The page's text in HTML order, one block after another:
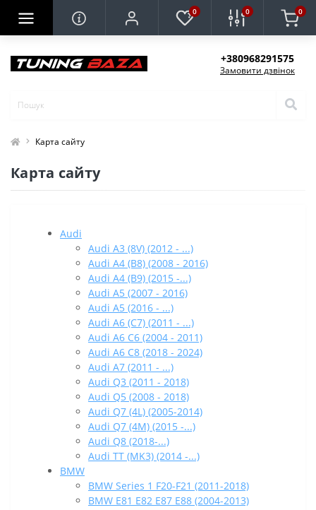
0 0 0
+380968291575
Замовити дзвінок
Карта сайту
Карта сайту
Audi
Audi A3 (8V) (2012 - ...)
Audi A4 (B8) (2008 - 2016)
Audi A4 (B9) (2015 -...)
Audi A5 (2007 - 2016)
Audi A5 (2016 - ...)
Audi A6 (C7) (2011 - ...)
Audi A6 C6 (2004 - 2011)
Audi A6 C8 (2018 - 2024)
Audi A7 (2011 - ...)
Audi Q3 (2011 - 2018)
Audi Q5 (2008 - 2018)
Audi Q7 (4L) (2005-2014)
Audi Q7 (4M) (2015 -...)
Audi Q8 (2018-...)
Audi TT (MK3) (2014 -...)
BMW
BMW Series 1 F20-F21 (2011-2018)
BMW E81 E82 E87 E88 (2004-2013)